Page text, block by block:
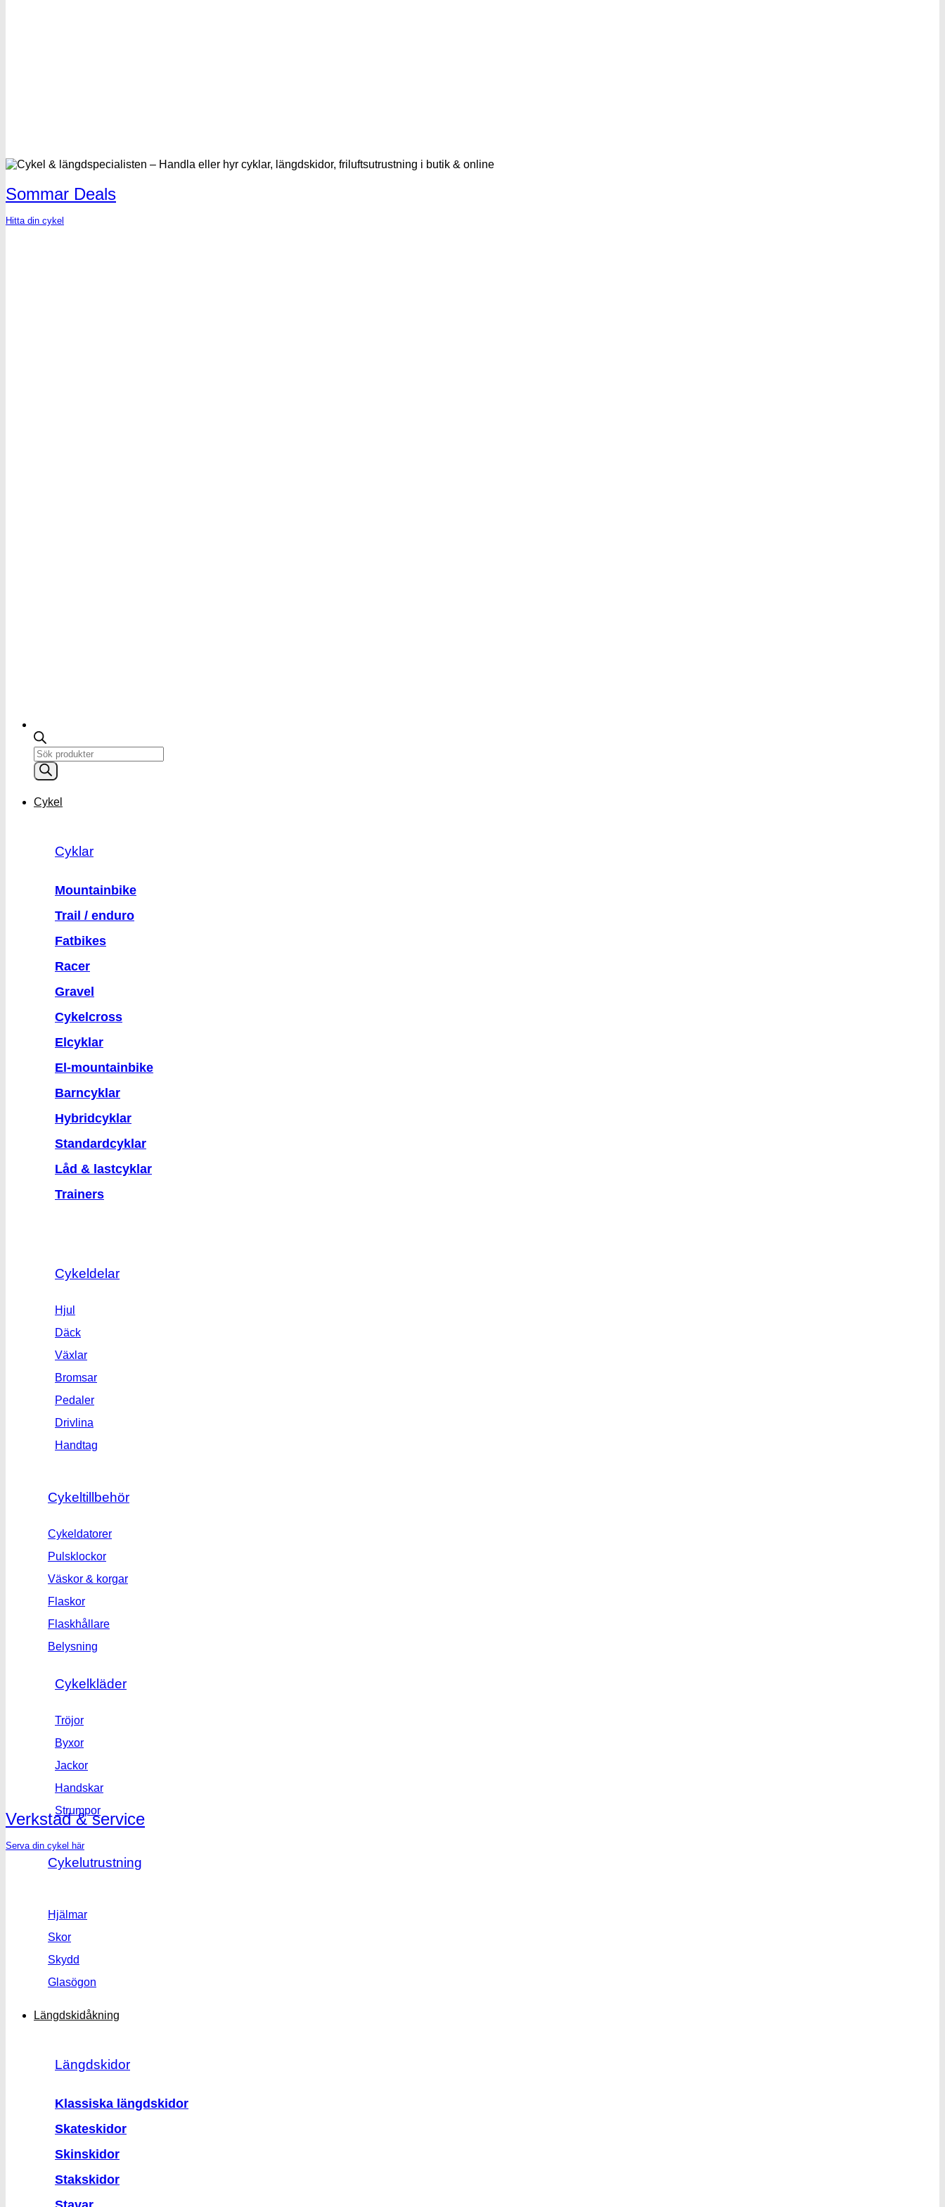
Products
search
Cykel
Cyklar
Mountainbike
Trail / enduro
Fatbikes
Racer
Gravel
Cykelcross
Elcyklar
El-mountainbike
Barncyklar
Hybridcyklar
Standardcyklar
Låd & lastcyklar
Trainers
Cykeldelar
Hjul
Däck
Växlar
Bromsar
Pedaler
Drivlina
Handtag
Cykeltillbehör
Cykeldatorer
Pulsklockor
Väskor & korgar
Flaskor
Flaskhållare
Belysning
Cykelkläder
Tröjor
Byxor
Jackor
Handskar
Strumpor
Cykelutrustning
Hjälmar
Skor
Skydd
Glasögon
Längdskidåkning
Längdskidor
Klassiska längdskidor
Skateskidor
Skinskidor
Stakskidor
Sommar Deals
Hitta din cykel
Verkstad & service
Serva din cykel här